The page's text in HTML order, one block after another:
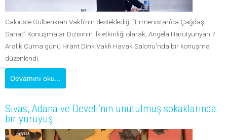
Calouste Gülbenkian Vakfı’nın desteklediği “Ermenistan’da Çağdaş
Sanat” Konuşmalar Dizisinin ilk etkinliği olarak, Angela Harutyunyan 7
Aralık Cuma günü Hrant Dink Vakfı Havak Salonu'nda bir konuşma
düzenlendi.
Devamını oku...
Sivas, Adana ve Develi’nin unutulmuş sokaklarında
bir yürüyüş